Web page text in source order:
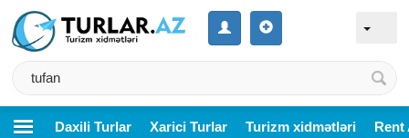
Daxili Turlar Xarici Turlar Turizm xidmətləri Rent